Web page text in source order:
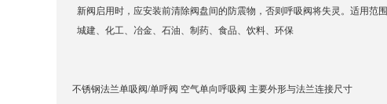
新阀启用时，应安装前清除阀盘间的防震物，否则呼吸阀将失灵。适用范围
城建、化工、冶金、石油、制药、食品、饮料、环保
不锈钢法兰单吸阀/单呼阀 空气单向呼吸阀 主要外形与法兰连接尺寸